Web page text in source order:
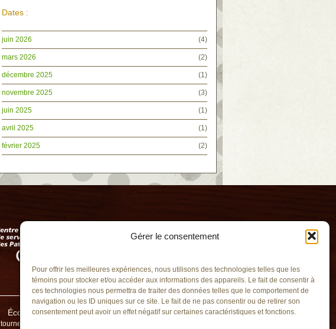
Gérer le consentement
Pour offrir les meilleures expériences, nous utilisons des technologies telles que les
témoins pour stocker et/ou accéder aux informations des appareils. Le fait de consentir à
ces technologies nous permettra de traiter des données telles que le comportement de
navigation ou les ID uniques sur ce site. Le fait de ne pas consentir ou de retirer son
consentement peut avoir un effet négatif sur certaines caractéristiques et fonctions.
Dates :
juin 2026 (4)
mars 2026 (2)
décembre 2025 (1)
novembre 2025 (3)
juin 2025 (1)
avril 2025 (1)
février 2025 (2)
École du Tourne-Vent
tourne-vent@cssp.gouv.qc.ca